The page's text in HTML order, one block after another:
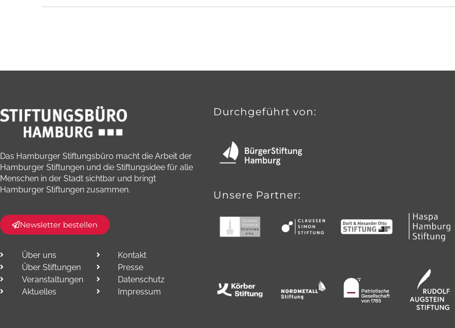
Das Hamburger Stiftungsbüro macht die Arbeit der
Hamburger Stiftungen und die Stiftungsidee für alle
Menschen in der Stadt sichtbar und bringt
Hamburger Stiftungen zusammen.​
Newsletter bestellen
Über uns
Über Stiftungen
Veranstaltungen
Aktuelles
Kontakt
Presse
Datenschutz
Impressum
Durchgeführt von:
Unsere Partner: